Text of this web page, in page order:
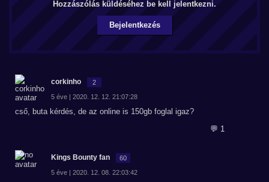
Hozzászólás küldéséhez be kell jelentkezni.
Bejelentkezés
corkinho 2
5 éve | 2020. 12. 12. 21:07:28
cső, buta kérdés, de az online is 150gb foglal igaz?
💬 1
Kings Bounty fan 60
5 éve | 2020. 12. 08. 22:03:42